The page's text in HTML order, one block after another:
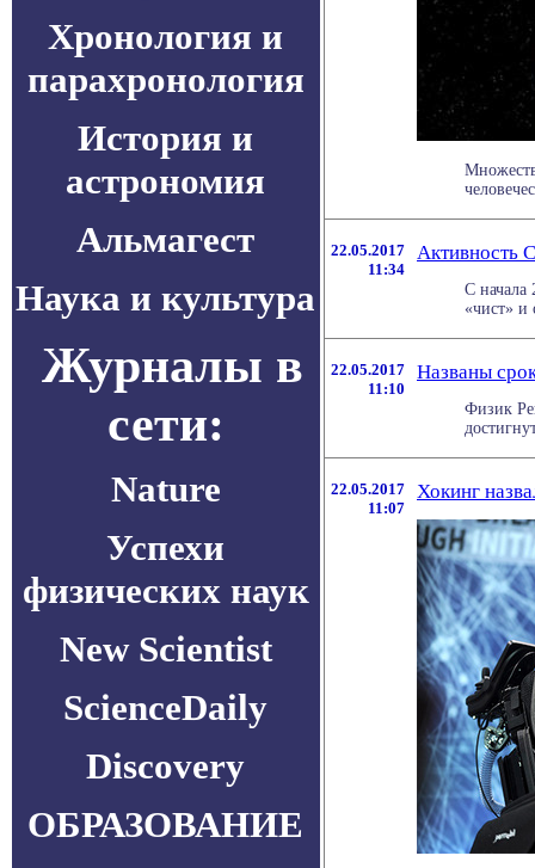
Хронология и
парахронология
История и
астрономия
Альмагест
Наука и культура
Журналы в
сети:
Nature
Успехи
физических наук
New Scientist
ScienceDaily
Discovery
ОБРАЗОВАНИЕ
22.05.2017
11:34
Активность
С начала
«чист» и
22.05.2017
11:10
Названы
Физик
22.05.2017
11:07
Хокинг